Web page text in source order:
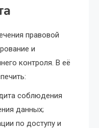
правовой
и
контроля. В её
соблюдения
данных;
по доступу и